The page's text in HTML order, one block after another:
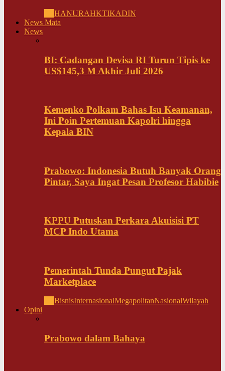
HANURAHKTIKADIN
News Mata
News
BI: Cadangan Devisa RI Turun Tipis ke
US$145,3 M Akhir Juli 2026
Kemenko Polkam Bahas Isu Keamanan,
Ini Poin Pertemuan Kapolri hingga
Kepala BIN
Prabowo: Indonesia Butuh Banyak Orang
Pintar, Saya Ingat Pesan Profesor Habibie
KPPU Putuskan Perkara Akuisisi PT
MCP Indo Utama
Pemerintah Tunda Pungut Pajak
Marketplace
BisnisInternasionalMegapolitanNasionalWilayah
Opini
Prabowo dalam Bahaya